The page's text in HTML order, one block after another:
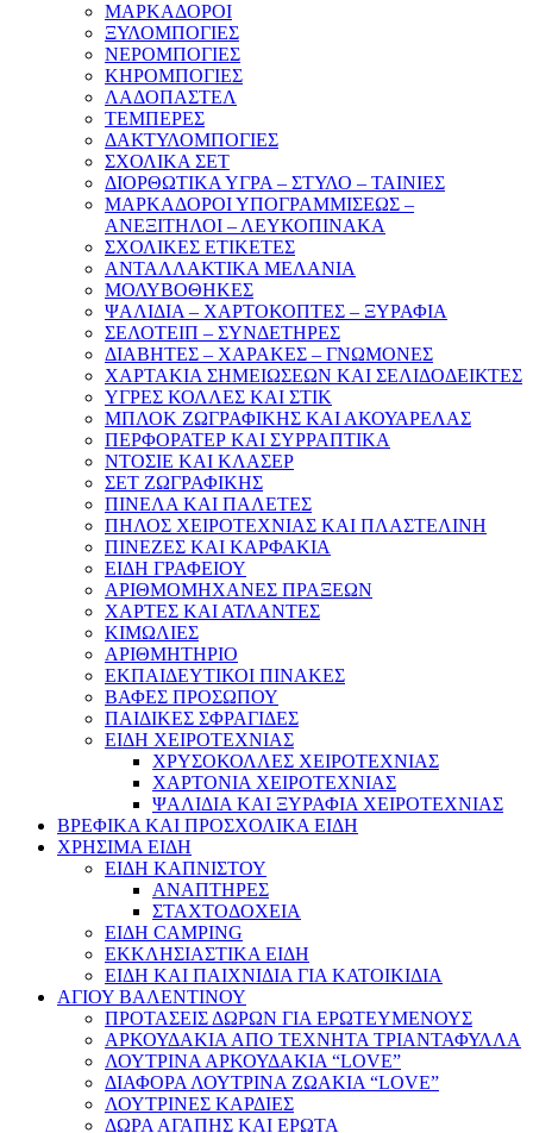
ΜΑΡΚΑΔΟΡΟΙ
ΞΥΛΟΜΠΟΓΙΕΣ
ΝΕΡΟΜΠΟΓΙΕΣ
ΚΗΡΟΜΠΟΓΙΕΣ
ΛΑΔΟΠΑΣΤΕΛ
ΤΕΜΠΕΡΕΣ
ΔΑΚΤΥΛΟΜΠΟΓΙΕΣ
ΣΧΟΛΙΚΑ ΣΕΤ
ΔΙΟΡΘΩΤΙΚΑ ΥΓΡΑ – ΣΤΥΛΟ – ΤΑΙΝΙΕΣ
ΜΑΡΚΑΔΟΡΟΙ ΥΠΟΓΡΑΜΜΙΣΕΩΣ –
ΑΝΕΞΙΤΗΛΟΙ – ΛΕΥΚΟΠΙΝΑΚΑ
ΣΧΟΛΙΚΕΣ ΕΤΙΚΕΤΕΣ
ΑΝΤΑΛΛΑΚΤΙΚΑ ΜΕΛΑΝΙΑ
ΜΟΛΥΒΟΘΗΚΕΣ
ΨΑΛΙΔΙΑ – ΧΑΡΤΟΚΟΠΤΕΣ – ΞΥΡΑΦΙΑ
ΣΕΛΟΤΕΙΠ – ΣΥΝΔΕΤΗΡΕΣ
ΔΙΑΒΗΤΕΣ – ΧΑΡΑΚΕΣ – ΓΝΩΜΟΝΕΣ
ΧΑΡΤΑΚΙΑ ΣΗΜΕΙΩΣΕΩΝ ΚΑΙ ΣΕΛΙΔΟΔΕΙΚΤΕΣ
ΥΓΡΕΣ ΚΟΛΛΕΣ ΚΑΙ ΣΤΙΚ
ΜΠΛΟΚ ΖΩΓΡΑΦΙΚΗΣ ΚΑΙ ΑΚΟΥΑΡΕΛΑΣ
ΠΕΡΦΟΡΑΤΕΡ ΚΑΙ ΣΥΡΡΑΠΤΙΚΑ
ΝΤΟΣΙΕ ΚΑΙ ΚΛΑΣΕΡ
ΣΕΤ ΖΩΓΡΑΦΙΚΗΣ
ΠΙΝΕΛΑ ΚΑΙ ΠΑΛΕΤΕΣ
ΠΗΛΟΣ ΧΕΙΡΟΤΕΧΝΙΑΣ ΚΑΙ ΠΛΑΣΤΕΛΙΝΗ
ΠΙΝΕΖΕΣ ΚΑΙ ΚΑΡΦΑΚΙΑ
ΕΙΔΗ ΓΡΑΦΕΙΟΥ
ΑΡΙΘΜΟΜΗΧΑΝΕΣ ΠΡΑΞΕΩΝ
ΧΑΡΤΕΣ ΚΑΙ ΑΤΛΑΝΤΕΣ
ΚΙΜΩΛΙΕΣ
ΑΡΙΘΜΗΤΗΡΙΟ
ΕΚΠΑΙΔΕΥΤΙΚΟΙ ΠΙΝΑΚΕΣ
ΒΑΦΕΣ ΠΡΟΣΩΠΟΥ
ΠΑΙΔΙΚΕΣ ΣΦΡΑΓΙΔΕΣ
ΕΙΔΗ ΧΕΙΡΟΤΕΧΝΙΑΣ
ΧΡΥΣΟΚΟΛΛΕΣ ΧΕΙΡΟΤΕΧΝΙΑΣ
ΧΑΡΤΟΝΙΑ ΧΕΙΡΟΤΕΧΝΙΑΣ
ΨΑΛΙΔΙΑ ΚΑΙ ΞΥΡΑΦΙΑ ΧΕΙΡΟΤΕΧΝΙΑΣ
ΒΡΕΦΙΚΑ ΚΑΙ ΠΡΟΣΧΟΛΙΚΑ ΕΙΔΗ
ΧΡΗΣΙΜΑ ΕΙΔΗ
ΕΙΔΗ ΚΑΠΝΙΣΤΟΥ
ΑΝΑΠΤΗΡΕΣ
ΣΤΑΧΤΟΔΟΧΕΙΑ
ΕΙΔΗ CAMPING
ΕΚΚΛΗΣΙΑΣΤΙΚΑ ΕΙΔΗ
ΕΙΔΗ ΚΑΙ ΠΑΙΧΝΙΔΙΑ ΓΙΑ ΚΑΤΟΙΚΙΔΙΑ
ΑΓΙΟΥ ΒΑΛΕΝΤΙΝΟΥ
ΠΡΟΤΑΣΕΙΣ ΔΩΡΩΝ ΓΙΑ ΕΡΩΤΕΥΜΕΝΟΥΣ
ΑΡΚΟΥΔΑΚΙΑ ΑΠΟ ΤΕΧΝΗΤΑ ΤΡΙΑΝΤΑΦΥΛΛΑ
ΛΟΥΤΡΙΝΑ ΑΡΚΟΥΔΑΚΙΑ “LOVE”
ΔΙΑΦΟΡΑ ΛΟΥΤΡΙΝΑ ΖΩΑΚΙΑ “LOVE”
ΛΟΥΤΡΙΝΕΣ ΚΑΡΔΙΕΣ
ΔΩΡΑ ΑΓΑΠΗΣ ΚΑΙ ΕΡΩΤΑ